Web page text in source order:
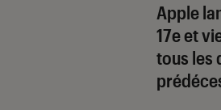
Apple
17e et
tous les